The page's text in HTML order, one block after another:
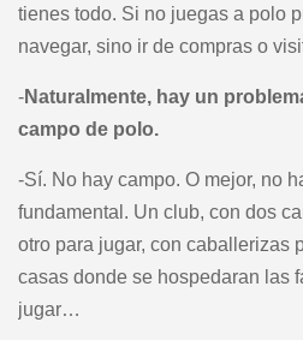
tienes todo. Si no juegas a polo
navegar, sino ir de compras o
-Naturalmente, hay un
campo de polo.
-Sí. No hay campo. O mejor, no
fundamental. Un club, con dos
otro para jugar, con caballerizas
casas donde se hospedaran las
jugar…